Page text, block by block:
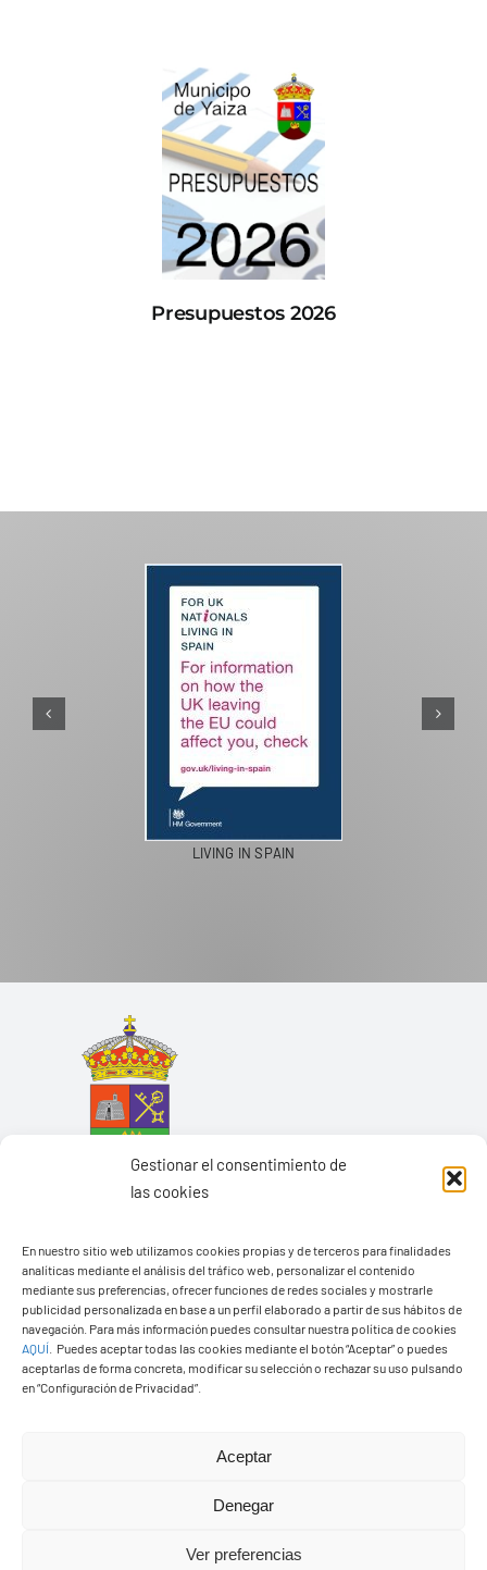
Gestionar el consentimiento de
las cookies
En nuestro sitio web utilizamos cookies propias y de terceros para finalidades
analíticas mediante el análisis del tráfico web, personalizar el contenido
mediante sus preferencias, ofrecer funciones de redes sociales y mostrarle
publicidad personalizada en base a un perfil elaborado a partir de sus hábitos de
navegación. Para más información puedes consultar nuestra política de cookies
AQUÍ
Puedes aceptar todas las cookies mediante el botón “Aceptar” o puedes
aceptarlas de forma concreta, modificar su selección o rechazar su uso pulsando
en “Configuración de Privacidad”.
Aceptar
Denegar
Ver preferencias
Presupuestos 2026
PASEOS EN CAMELLO
Ayuntamiento de Yaiza
Pza. de Los Remedios, 1
35570 – Yaiza
Tel:928 83 62 20
derechos reservads